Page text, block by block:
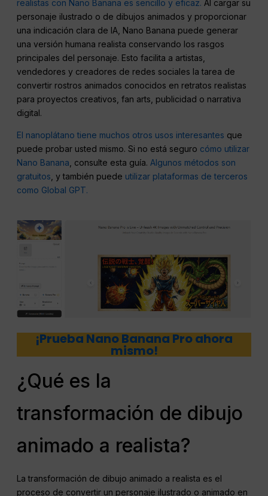
realistas con Nano Banana es sencillo y eficaz. Al cargar su
personaje ilustrado o de dibujos animados y proporcionar
una indicación clara de IA, Nano Banana puede generar
una versión humana realista conservando los rasgos
principales del personaje. Esto facilita a artistas,
vendedores y creadores de redes sociales la tarea de
convertir rostros animados conocidos en retratos realistas
para proyectos creativos, fan arts, publicidad o narrativa
digital.
El nanoplátano tiene muchos otros usos interesantes que
puede probar usted mismo. Si no está seguro cómo utilizar
Nano Banana , consulte esta guía.Algunos métodos son
gratuitos , y también puede utilizar plataformas de terceros
como Global GPT.
¡Prueba Nano Banana Pro ahora
mismo!
¿Qué es la
transformación de dibujo
animado a realista?
La transformación de dibujo animado a realista es el
proceso de convertir un personaje ilustrado o animado en